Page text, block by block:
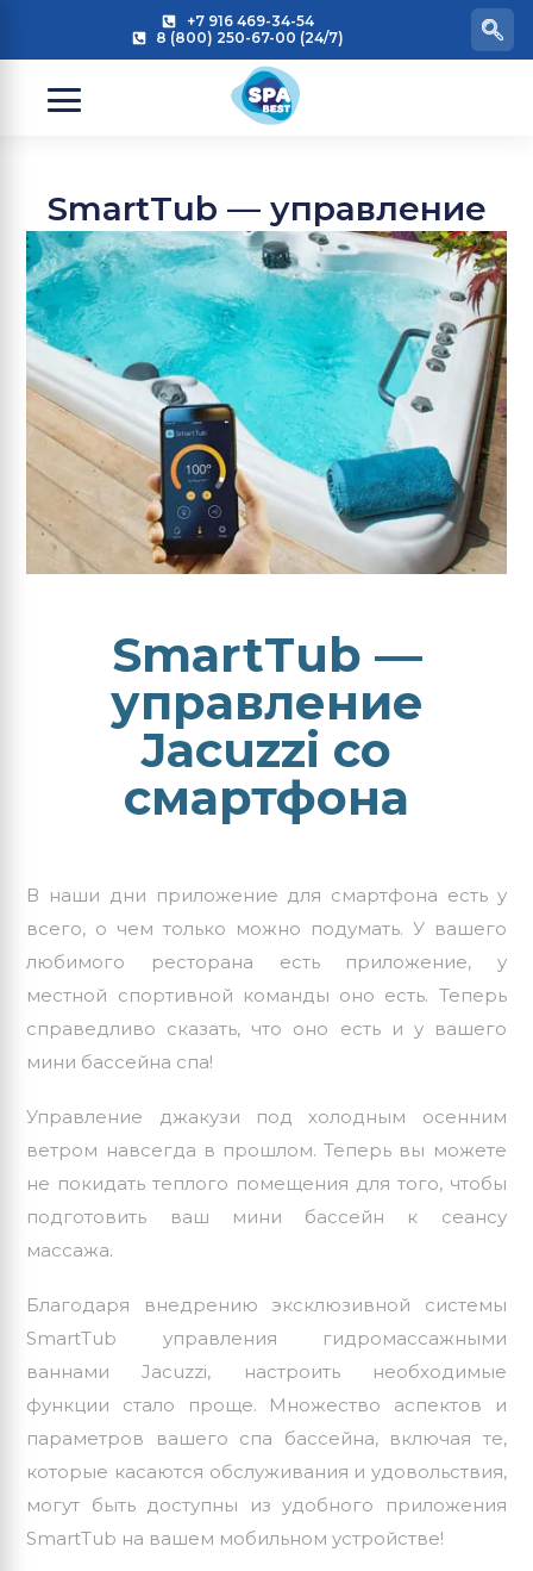
+7 916 469-34-54
8 (800) 250-67-00 (24/7)
SmartTub — управление
Jacuzzi со смартфона
SmartTub —
управление
Jacuzzi со
смартфона
В наши дни приложение для смартфона есть у
всего, о чем только можно подумать. У вашего
любимого ресторана есть приложение, у
местной спортивной команды оно есть. Теперь
справедливо сказать, что оно есть и у вашего
мини бассейна спа!
Управление джакузи под холодным осенним
ветром навсегда в прошлом. Теперь вы можете
не покидать теплого помещения для того, чтобы
подготовить ваш мини бассейн к сеансу
массажа.
Благодаря внедрению эксклюзивной системы
SmartTub управления гидромассажными
ваннамиJacuzzi, настроить необходимые
функции стало проще. Множество аспектов и
параметров вашего спа бассейна, включая те,
которые касаются обслуживания и удовольствия,
могут быть доступны из удобного приложения
SmartTub на вашем мобильном устройстве!